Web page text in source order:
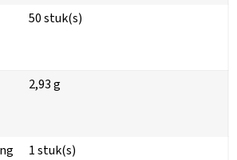
50 stuk(s)
2,93 g
1 stuk(s)